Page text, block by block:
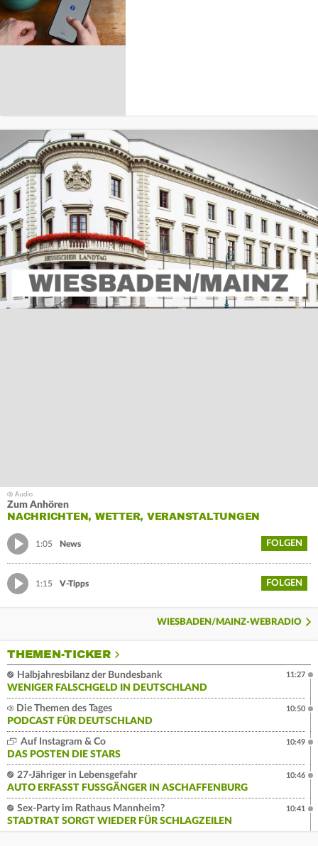
Zum Anhören
NACHRICHTEN, WETTER, VERANSTALTUNGEN
1:05 News FOLGEN
1:15 V-Tipps FOLGEN
WIESBADEN/MAINZ-WEBRADIO
THEMEN-TICKER
Halbjahresbilanz der Bundesbank
WENIGER FALSCHGELD IN DEUTSCHLAND
11:27
Die Themen des Tages
PODCAST FÜR DEUTSCHLAND
10:50
Auf Instagram & Co
DAS POSTEN DIE STARS
10:49
27-Jähriger in Lebensgefahr
AUTO ERFASST FUSSGÄNGER IN ASCHAFFENBURG
10:46
Sex-Party im Rathaus Mannheim?
STADTRAT SORGT WIEDER FÜR SCHLAGZEILEN
10:41